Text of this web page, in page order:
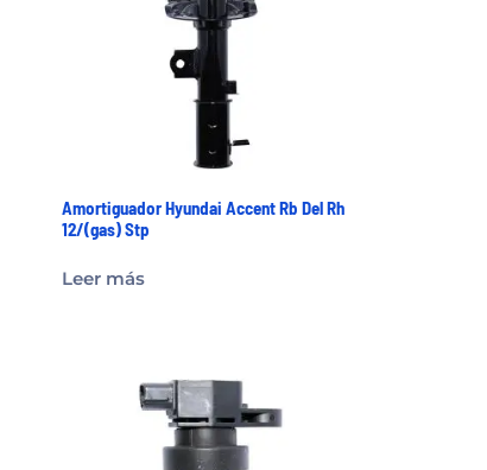
Amortiguador Hyundai Accent Rb Del Rh
12/(gas) Stp
Leer más